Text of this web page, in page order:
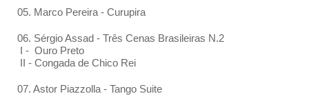
05. Marco Pereira - Curupira
06. Sérgio Assad - Três Cenas Brasileiras N.2
I - Ouro Preto
II - Congada de Chico Rei
07. Astor Piazzolla - Tango Suite